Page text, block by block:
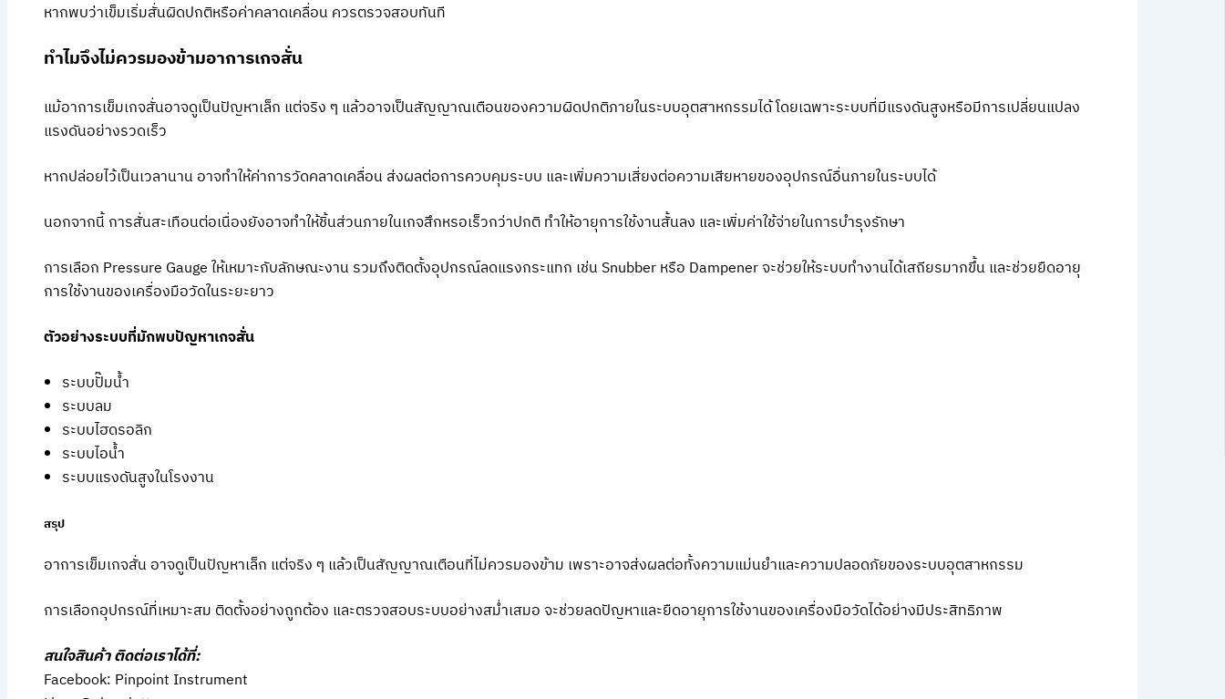
หากพบว่าเข็มเริ่มสั่นผิดปกติหรือค่าคลาดเคลื่อน ควรตรวจสอบทันที
ทำไมจึงไม่ควรมองข้ามอาการเกจสั่น
แม้อาการเข็มเกจสั่นอาจดูเป็นปัญหาเล็ก แต่จริง ๆ แล้วอาจเป็นสัญญาณเตือนของความผิดปกติภายในระบบอุตสาหกรรมได้ โดยเฉพาะระบบที่มีแรงดันสูงหรือมีการเปลี่ยนแปลง
แรงดันอย่างรวดเร็ว
หากปล่อยไว้เป็นเวลานาน อาจทำให้ค่าการวัดคลาดเคลื่อน ส่งผลต่อการควบคุมระบบ และเพิ่มความเสี่ยงต่อความเสียหายของอุปกรณ์อื่นภายในระบบได้
นอกจากนี้ การสั่นสะเทือนต่อเนื่องยังอาจทำให้ชิ้นส่วนภายในเกจสึกหรอเร็วกว่าปกติ ทำให้อายุการใช้งานสั้นลง และเพิ่มค่าใช้จ่ายในการบำรุงรักษา
การเลือก Pressure Gauge ให้เหมาะกับลักษณะงาน รวมถึงติดตั้งอุปกรณ์ลดแรงกระแทก เช่น Snubber หรือ Dampener จะช่วยให้ระบบทำงานได้เสถียรมากขึ้น และช่วยยืดอายุ
การใช้งานของเครื่องมือวัดในระยะยาว
ตัวอย่างระบบที่มักพบปัญหาเกจสั่น
ระบบปั๊มน้ำ
ระบบลม
ระบบไฮดรอลิก
ระบบไอน้ำ
ระบบแรงดันสูงในโรงงาน
สรุป
อาการเข็มเกจสั่น อาจดูเป็นปัญหาเล็ก แต่จริง ๆ แล้วเป็นสัญญาณเตือนที่ไม่ควรมองข้าม เพราะอาจส่งผลต่อทั้งความแม่นยำและความปลอดภัยของระบบอุตสาหกรรม
การเลือกอุปกรณ์ที่เหมาะสม ติดตั้งอย่างถูกต้อง และตรวจสอบระบบอย่างสม่ำเสมอ จะช่วยลดปัญหาและยืดอายุการใช้งานของเครื่องมือวัดได้อย่างมีประสิทธิภาพ
สนใจสินค้า ติดต่อเราได้ที่:
Facebook: Pinpoint Instrument